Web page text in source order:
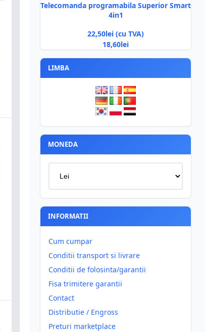
Telecomanda programabila Superior Smart
4in1
22,50lei (cu TVA)
18,60lei
LIMBA
MONEDA
INFORMATII
Cum cumpar
Conditii transport si livrare
Conditii de folosinta/garantii
Fisa trimitere garantii
Contact
Distributie / Engross
Preturi marketplace